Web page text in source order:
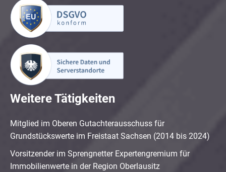
Weitere Tätigkeiten
Mitglied im Oberen Gutachterausschuss für
Grundstückswerte im Freistaat Sachsen (2014 bis 2024)
Vorsitzender im Sprengnetter Expertengremium für
Immobilienwerte in der Region Oberlausitz